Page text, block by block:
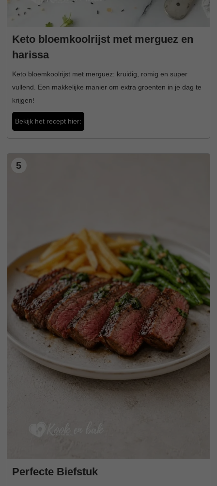
Keto bloemkoolrijst met merguez en
harissa
Keto bloemkoolrijst met merguez: kruidig, romig en super
vullend. Een makkelijke manier om extra groenten in je dag te
krijgen!
Bekijk het recept hier:
5
Perfecte Biefstuk